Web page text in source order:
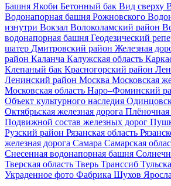
Башня Якоби Бетонный бак Вид сверху
Водонапорная башня Рожновского
изнутри Вокзал Волоколамский район
водонапорная башня Геодезический
шатер Дмитровский район Железная
район Каланча Калужская область
Клепаный бак Красногорский район
Ленинский район Москва Московская
Московская область Наро–Фоминский
Объект культурного наследия
Октябрьская железная дорога
Подвижной состав железных дорог
Рузский район Рязанская область
железная дорога Самара Самарская
Снесенная водонапорная башня
Тверская область Тверь Транссиб
Украденное фото Фабрика Шухов